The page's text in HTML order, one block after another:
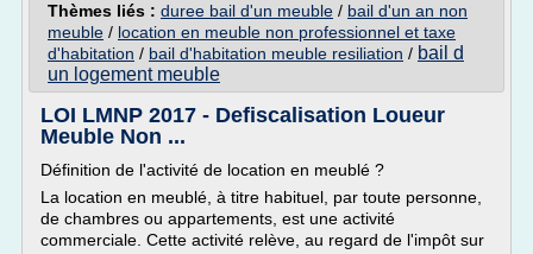
Thèmes liés : duree bail d'un meuble / bail d'un an non
meuble / location en meuble non professionnel et taxe
d'habitation / bail d'habitation meuble resiliation / bail d
un logement meuble
LOI LMNP 2017 - Defiscalisation Loueur
Meuble Non ...
Définition de l'activité de location en meublé ?
La location en meublé, à titre habituel, par toute personne,
de chambres ou appartements, est une activité
commerciale. Cette activité relève, au regard de l'impôt sur